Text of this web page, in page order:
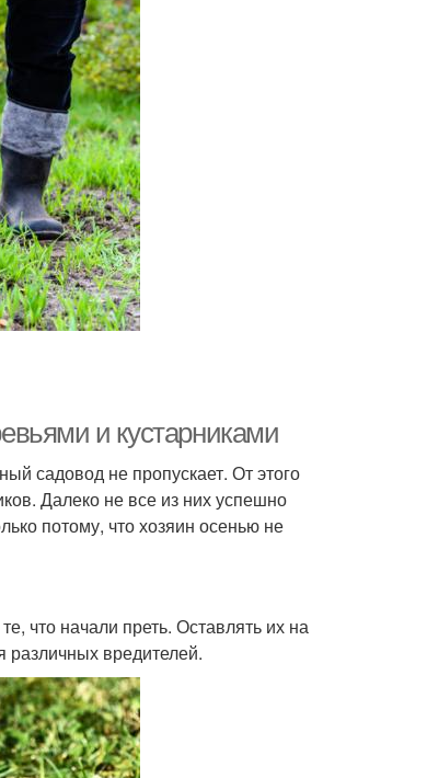
и кустарниками
садовод не пропускает. От этого
Далеко не все из них успешно
потому, что хозяин осенью не
что начали преть. Оставлять их на
вредителей.